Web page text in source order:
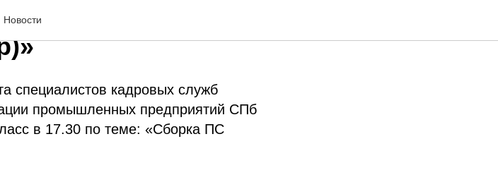
Новости«Сборка ПС
специалистов кадровых служб
промышленных предприятий СПб
в 17.30 по теме: «Сборка ПС